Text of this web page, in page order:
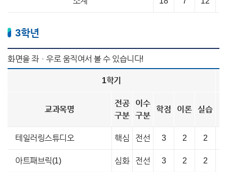
3학년
1학기
교과목명
전공
구분
이수
구분
학점 이론 실습
테일러링스튜디오 핵심 전선 3 2 2
아트패브릭(1) 심화 전선 3 2 2